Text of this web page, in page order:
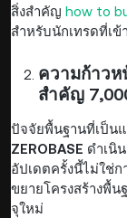
สิ่งสำคัญ how to
สำหรับนักเทรดที่เข้
ความก้าวห
สำคัญ
ปัจจัยพื้นฐานที่เป็น
ZEROBASE ดำเนิ
อัปเดตครั้งนี้ไม่ใช่ก
ขยายโครงสร้างพื้
จุใหม่